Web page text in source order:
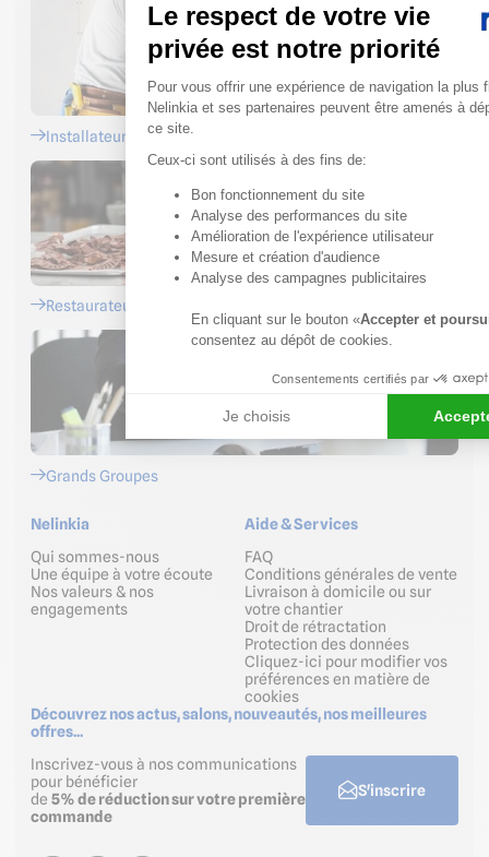
Installateurs
Restaurateurs
Grands Groupes
Nelinkia
Qui sommes-nous
Une équipe à votre écoute
Nos valeurs & nos
engagements
Aide & Services
FAQ
Conditions générales de vente
Livraison à domicile ou sur
votre chantier
Droit de rétractation
Protection des données
Cliquez-ici pour modifier vos
préférences en matière de
cookies
Découvrez nos actus, salons, nouveautés, nos meilleures
offres...
Inscrivez-vous à nos communications
pour bénéficier
de 5% de réduction sur votre première
commande
S'inscrire
Le respect de votre vie
privée est notre priorité
Plateforme de Gestion du
Pour vous offrir une expérience de navigation la plus
Nelinkia et ses partenaires peuvent être amenés à
ce site.
Ceux-ci sont utilisés à des fins de:
Bon fonctionnement du site
Analyse des performances du site
Amélioration de l'expérience utilisateur
Mesure et création d'audience
Analyse des campagnes publicitaires
En cliquant sur le bouton «Accepter et
consentez au dépôt de cookies.
Consentements certifiés par
Je choisis
Axeptio consent